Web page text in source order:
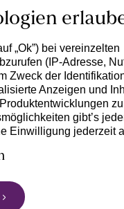
„Ok”) bei vereinzelten
(IP-Adresse,
Zweck der
Anzeigen und
gibt’s
Einwilligung jederzeit
abgerufene Daten